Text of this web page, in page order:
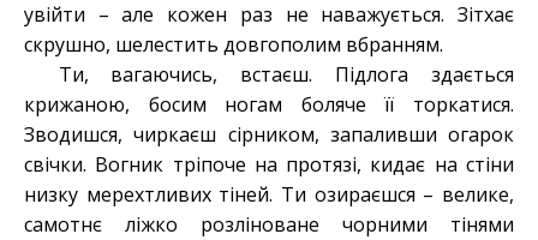
увійти – але кожен раз не наважується. Зітхає
скрушно, шелестить довгополим вбранням.
Ти, вагаючись, встаєш. Підлога здається
крижаною, босим ногам боляче її торкатися.
Зводишся, чиркаєш сірником, запаливши огарок
свічки. Вогник тріпоче на протязі, кидає на стіни
низку мерехтливих тіней. Ти озираєшся – велике,
самотнє ліжко розліноване чорними тінями